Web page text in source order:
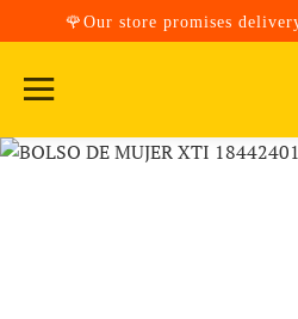
🌹Our store promises